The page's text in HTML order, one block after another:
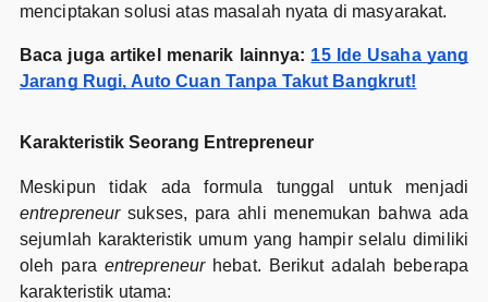
menciptakan solusi atas masalah nyata di masyarakat.
Baca juga artikel menarik lainnya: 15 Ide Usaha yang
Jarang Rugi, Auto Cuan Tanpa Takut Bangkrut!
Karakteristik Seorang Entrepreneur
Meskipun tidak ada formula tunggal untuk menjadi
entrepreneursukses, para ahli menemukan bahwa ada
sejumlah karakteristik umum yang hampir selalu dimiliki
oleh para entrepreneur hebat. Berikut adalah beberapa
karakteristik utama: